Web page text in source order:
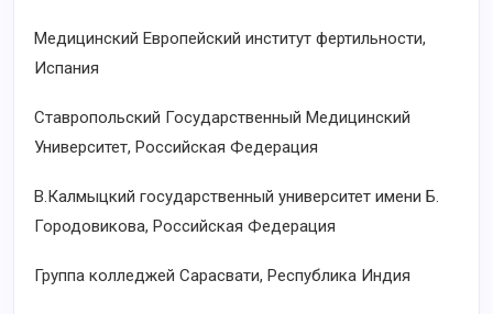
Медицинский Европейский институт фертильности,
Испания
Ставропольский Государственный Медицинский
Университет, Российская Федерация
B.Калмыцкий государственный университет имени Б.
Городовикова, Российская Федерация
Группа колледжей Сарасвати, Республика Индия